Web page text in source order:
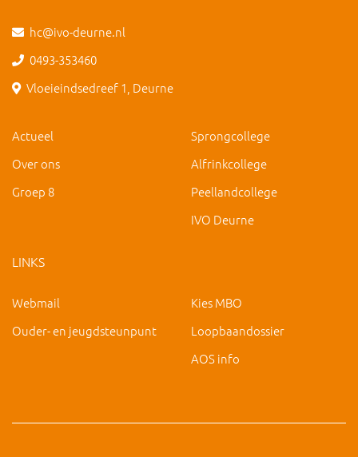
hc@ivo-deurne.nl
0493-353460
Vloeieindsedreef 1, Deurne
Actueel
Over ons
Groep 8
Sprongcollege
Alfrinkcollege
Peellandcollege
IVO Deurne
LINKS
Webmail
Ouder- en jeugdsteunpunt
Kies MBO
Loopbaandossier
AOS info